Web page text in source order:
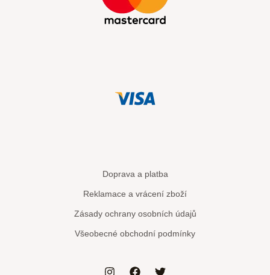
Doprava a platba
Reklamace a vrácení zboží
Zásady ochrany osobních údajů
Všeobecné obchodní podmínky